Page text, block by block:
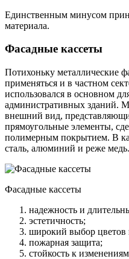
Единственным минусом
материала.
Фасадные кассеты
Потихоньку металлические
применяться и в частном
использовался в основном
административных зданий.
внешний вид,
прямоугольные элементы,
полимерным покрытием. В
сталь, алюминий и реже медь.
Фасадные кассеты
надежность и
эстетичность;
широкий выбор цветов
пожарная защита;
стойкость к